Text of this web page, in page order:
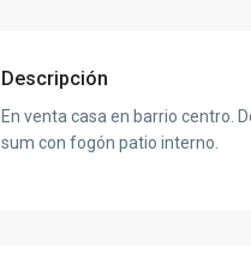
Descripción
En venta casa en barrio centro.
sum con fogón patio interno.